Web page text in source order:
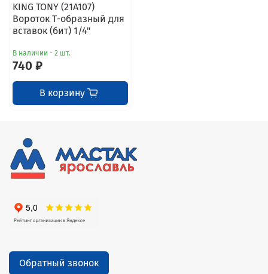
KING TONY (21A107)
Вороток Т-образный для
вставок (бит) 1/4"
В наличии - 2 шт.
740 ₽
В корзину
Обратный звонок